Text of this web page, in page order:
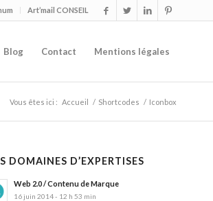
Art’mail CONSEIL
Blog Contact Mentions légales
Vous êtes ici : Accueil / Shortcodes / Iconbox
DOMAINES D’EXPERTISES
Web 2.0 / Contenu de Marque
16 juin 2014 - 12 h 53 min